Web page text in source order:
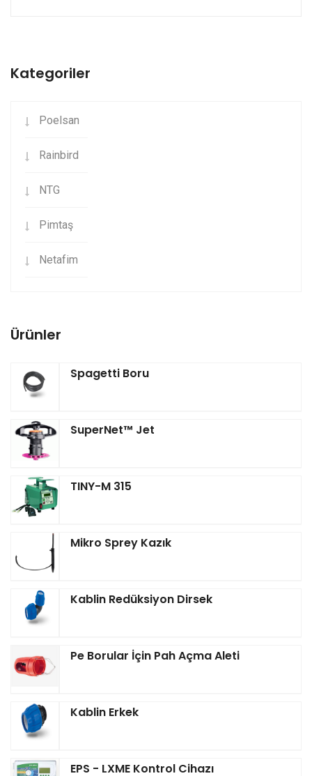
Kategoriler
Poelsan
Rainbird
NTG
Pimtaş
Netafim
Ürünler
Spagetti Boru
SuperNet™ Jet
TINY-M 315
Mikro Sprey Kazık
Kablin Redüksiyon Dirsek
Pe Borular İçin Pah Açma Aleti
Kablin Erkek
EPS - LXME Kontrol Cihazı